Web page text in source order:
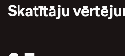
Skatītāju